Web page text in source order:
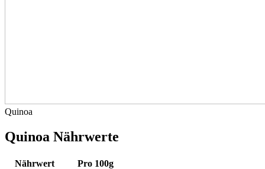
Quinoa
Quinoa Nährwerte
Nährwert
Pro 100g